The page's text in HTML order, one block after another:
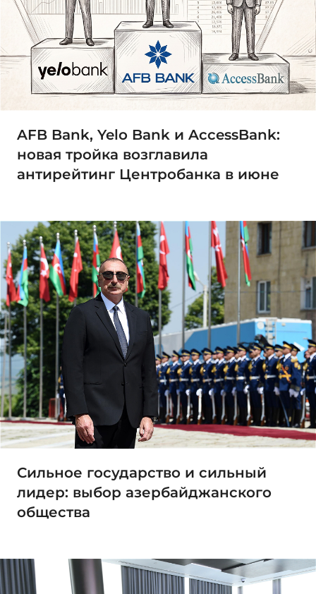
AFB Bank, Yelo Bank и AccessBank:
новая тройка возглавила
антирейтинг Центробанка в июне
Сильное государство и сильный
лидер: выбор азербайджанского
общества